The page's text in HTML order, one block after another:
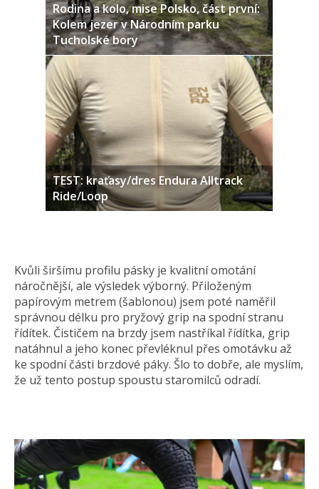
Rodina a kolo, mise Polsko, část první:
Kolem jezer v Národním parku
Tucholské bory
TEST: kraťasy/dres Endura Alltrack
Ride/Loop
Kvůli širšímu profilu pásky je kvalitní omotání
náročnější, ale výsledek výborný. Přiloženým
papírovým metrem (šablonou) jsem poté naměřil
správnou délku pro pryžový grip na spodní stranu
řídítek. Čističem na brzdy jsem nastříkal řídítka, grip
natáhnul a jeho konec převléknul přes omotávku až
ke spodní části brzdové páky. Šlo to dobře, ale myslím,
že už tento postup spoustu staromilců odradí.